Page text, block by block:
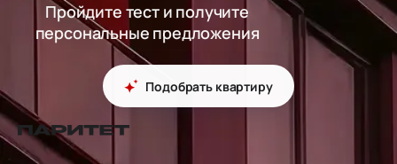
Пройдите тест и получите
персональные предложения
Подобрать квартиру
перейти на главную страницу